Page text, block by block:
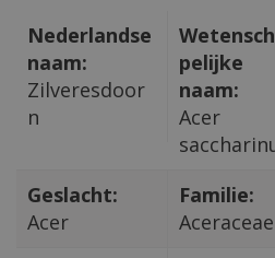
Nederlandse
naam:
Zilveresdoor
n
pelijke
naam:
Acer
Geslacht:
Acer
Familie:
Aceraceae